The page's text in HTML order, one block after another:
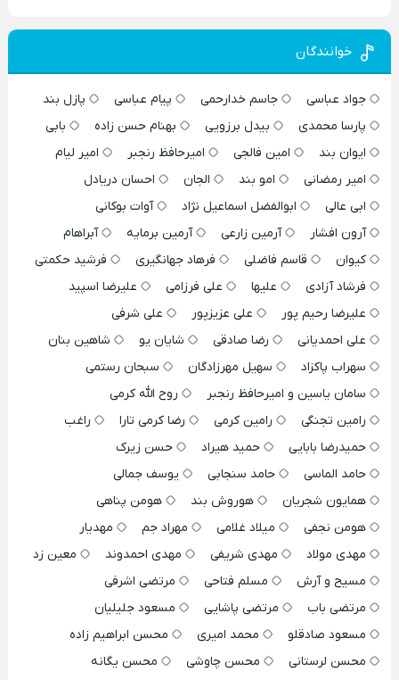
خوانندگان
جواد عباسی جاسم خدارحمی پیام عباسی
پازل بند
پارسا محمدی
بیدل برزویی بهنام حسن زاده
بابی
ایوان بند
امین فالجی امیرحافظ رنجبر
امیر لیام
امیر رمضانی
امو بند الجان
احسان دریادل
ابی عالی
ابوالفضل اسماعیل نژاد
آوات بوکانی
آرون افشار
آرمین زارعی آرمین برمایه
آبراهام
کیوان
قاسم فاضلی فرهاد جهانگیری
فرشید حکمتی
فرشاد آزادی
علیها علی فرزامی
علیرضا اسپید
علیرضا رحیم پور
علی عزیزپور
علی شرفی
علی احمدیانی
رضا صادقی شایان یو
شاهین بنان
سهراب پاکزاد
سهیل مهرزادگان
سبحان رستمی
سامان یاسین و امیرحافظ رنجبر
روح الله کرمی
رامین تجنگی
رامین کرمی رضا کرمی تارا
راغب
حمیدرضا بابایی
حمید هیراد
حسن زیرک
حامد الماسی
حامد سنجابی
یوسف جمالی
همایون شجریان
هوروش بند
هومن پناهی
هومن نجفی
میلاد غلامی مهراد جم
مهدیار
مهدی مولاد
مهدی شریفی مهدی احمدوند
معین زد
مسیح و آرش
مسلم فتاحی
مرتضی اشرفی
مرتضی باب
مرتضی پاشایی
مسعود جلیلیان
مسعود صادقلو
محمد امیری
محسن ابراهیم زاده
محسن لرستانی
محسن چاوشی
محسن یگانه